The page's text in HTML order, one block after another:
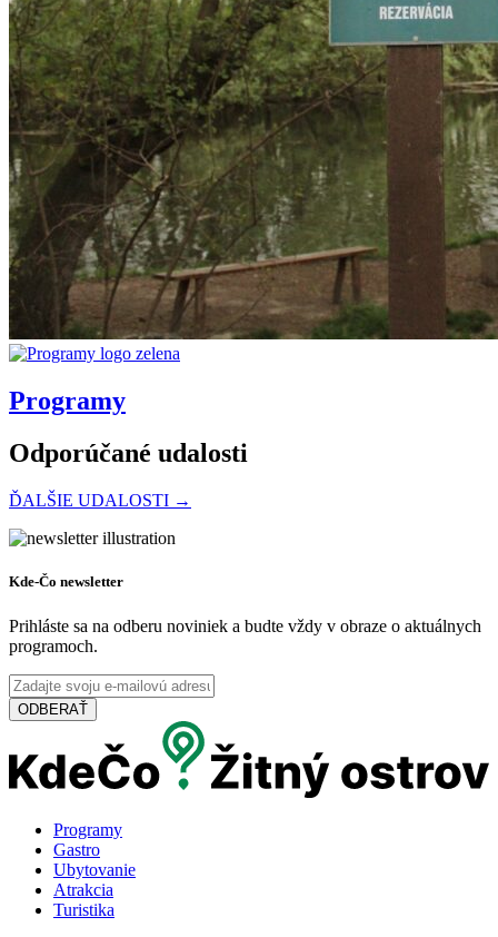
Programy
Odporúčané udalosti
ĎALŠIE UDALOSTI →
Festival POMLÉ
FestivalKoncert
Dni svätého Štefana v Šamoríne
Šamorín, August 14
FestivalKoncert
Kde-Čo newsletter
Prihláste sa na odberu noviniek a budte vždy v obraze o aktuálnych
programoch.
ODBERAŤ
Programy
Gastro
Ubytovanie
Atrakcia
Turistika